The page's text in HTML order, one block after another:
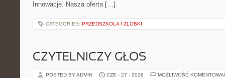
Innowacje. Nasza oferta […]
CATEGORIES: PRZEDSZKOLA I ŻLOBKI
CZYTELNICZY GŁOS
POSTED BY ADMIN CZE - 27 - 2026 MOŻLIWOŚĆ